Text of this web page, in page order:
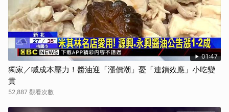
01:47
獨家／喊成本壓力！醬油迎「漲價潮」憂「連鎖效應」小吃變
貴
52,887 觀看次數